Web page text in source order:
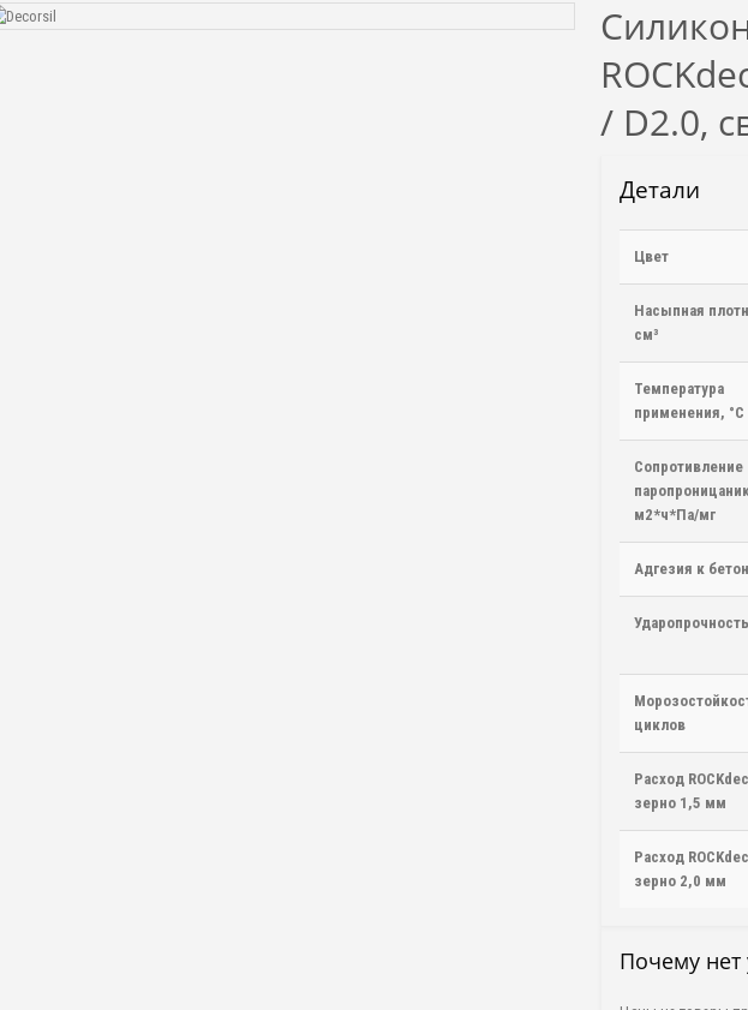
/ D2.0,
Детали
Цвет
Насыпная
см³
Температура
применения, °С
Сопротивление
м2*ч*Па/мг
Адгезия к
циклов
Расход
зерно 1,5 мм
Расход
зерно 2,0 мм
Почему нет